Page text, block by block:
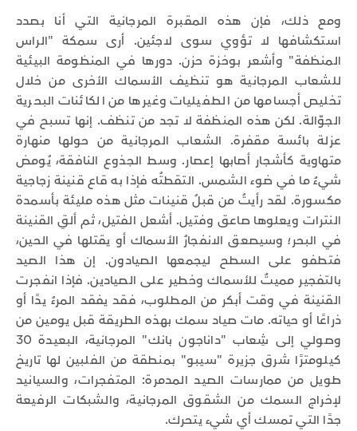
ومع ذلك، فإن هذه المقبرة المرجانية التي أنا بصدد
استكشافها لا تؤوي سوى لاجئين. أرى سمكة "الراس
المنظفة" وأشعر بوخزة حزن. دورها في المنظومة البيئية
للشعاب المرجانية هو تنظيف الأسماك الأخرى من خلال
تخليص أجسامها من الطفيليات وغيرها من الكائنات البحرية
الجوّالة. لكن هذه المنظفة لا تجد من تنظف. إنها تسبح في
عزلة بائسة مقفرة. الشعاب المرجانية من حولها منهارة
متهاوية كأشجار أصابها إعصار. وسط الجذوع النافقة، يُومض
شيءٌ ما في ضوء الشمس. التقطتُه فإذا به قاع قنينة زجاجية
مكسورة. لقد رأيتُ من قبلُ قنينات مثل هذه مليئة بأسمدة
النترات ويعلوها صاعق وفتيل. أشعل الفتيل، ثم ألقِ القنينة
في البحر؛ وسيصعق الانفجارُ الأسماك أو يقتلها في الحين،
فتطفو على السطح ليجمعها الصيادون. إن هذا الصيد
بالتفجير مميتٌ للأسماك وخطير على الصيادين. فإذا انفجرت
القنينة في وقت أبكر من المطلوب، فقد يفقد المرءُ يدًا أو
ذراعًا أو حياته. مات صياد سمك بهذه الطريقة قبل يومين من
وصولي إلى شِعاب "داناجون بانك" المرجانية، البعيدة 30
كيلومترًا شرق جزيرة "سيبو" بمنطقة من الفلبين لها تاريخ
طويل من ممارسات الصيد المدمرة: المتفجرات، والسيانيد
لإخراج السمك من الشقوق المرجانية، والشبكات الرفيعة
جدًا التي تمسك أي شيء يتحرك.